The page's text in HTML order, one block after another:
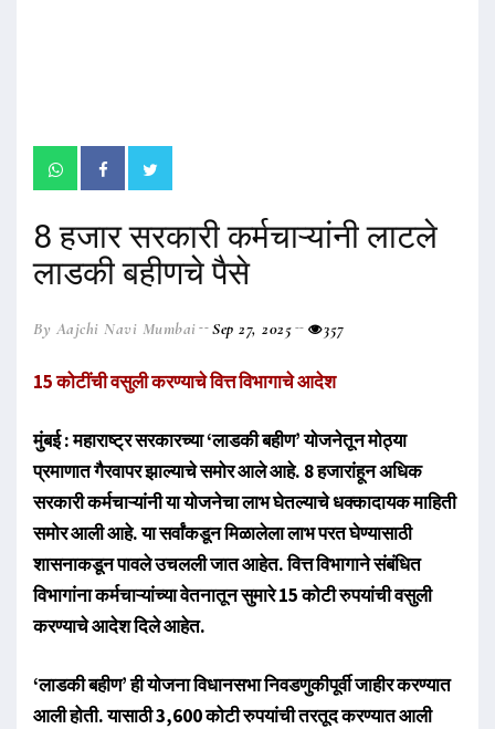
8 हजार सरकारी कर्मचाऱ्यांनी लाटले
लाडकी बहीणचे पैसे
By Aajchi Navi Mumbai Sep 27, 2025 357
15 कोटींची वसुली करण्याचे वित्त विभागाचे आदेश
मुंबई : महाराष्ट्र सरकारच्या ‌‘लाडकी बहीण‌’ योजनेतून मोठ्या
प्रमाणात गैरवापर झाल्याचे समोर आले आहे. 8 हजारांहून अधिक
सरकारी कर्मचाऱ्यांनी या योजनेचा लाभ घेतल्याचे धक्कादायक माहिती
समोर आली आहे. या सर्वांकडून मिळालेला लाभ परत घेण्यासाठी
शासनाकडून पावले उचलली जात आहेत. वित्त विभागाने संबंधित
विभागांना कर्मचाऱ्यांच्या वेतनातून सुमारे 15 कोटी रुपयांची वसुली
करण्याचे आदेश दिले आहेत.
‌‘लाडकी बहीण‌’ ही योजना विधानसभा निवडणुकीपूर्वी जाहीर करण्यात
आली होती. यासाठी 3,600 कोटी रुपयांची तरतूद करण्यात आली